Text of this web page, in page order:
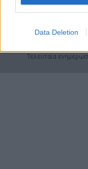
Data Deletion
Τελευταία